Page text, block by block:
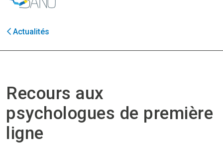
Actualités
Recours aux
psychologues de première
ligne